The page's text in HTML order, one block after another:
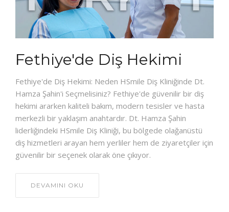
Fethiye'de Diş Hekimi
Fethiye'de Diş Hekimi: Neden HSmile Diş Kliniğinde Dt.
Hamza Şahin'i Seçmelisiniz? Fethiye'de güvenilir bir diş
hekimi ararken kaliteli bakım, modern tesisler ve hasta
merkezli bir yaklaşım anahtardır. Dt. Hamza Şahin
liderliğindeki HSmile Diş Kliniği, bu bölgede olağanüstü
diş hizmetleri arayan hem yerliler hem de ziyaretçiler için
güvenilir bir seçenek olarak öne çıkıyor.
DEVAMINI OKU